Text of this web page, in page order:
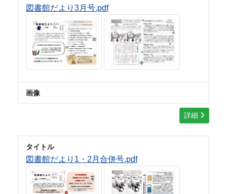
図書館だより3月号.pdf
画像
詳細
タイトル
図書館だより1・2月合併号.pdf